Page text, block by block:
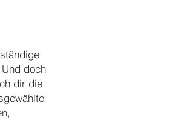
doch
dir die